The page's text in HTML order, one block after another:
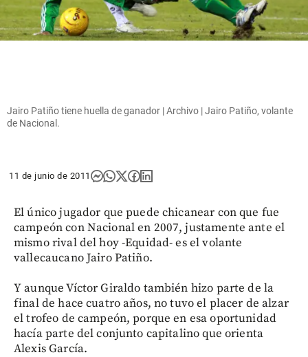
Jairo Patiño tiene huella de ganador | Archivo | Jairo Patiño, volante
de Nacional.
11 de junio de 2011
El único jugador que puede chicanear con que fue
campeón con Nacional en 2007, justamente ante el
mismo rival del hoy -Equidad- es el volante
vallecaucano Jairo Patiño.
Y aunque Víctor Giraldo también hizo parte de la
final de hace cuatro años, no tuvo el placer de alzar
el trofeo de campeón, porque en esa oportunidad
hacía parte del conjunto capitalino que orienta
Alexis García.